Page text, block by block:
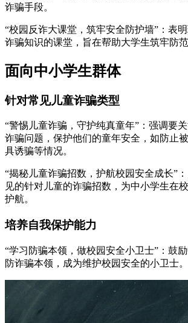
诈骗手段。
“校园反诈大课堂，筑牢安全防护墙”：表
诈骗知识的课堂，旨在帮助大学生筑牢防
面向中小学生群体
针对常见儿童诈骗类型
“警惕儿童诈骗，守护纯真童年”：强调要
诈骗问题，保护他们的童年安全，如防止
具诱骗等情况。
“揭秘儿童诈骗招数，护航校园安全成长”
见的针对儿童的诈骗招数，为中小学生在
护航。
培养自我保护能力
“学习防骗本领，做校园安全小卫士”：鼓
防诈骗本领，成为维护校园安全的小卫士。